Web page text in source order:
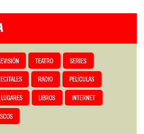
TEATRO SERIES
RADIO PELÍCULAS
LUGARES LIBROS INTERNET